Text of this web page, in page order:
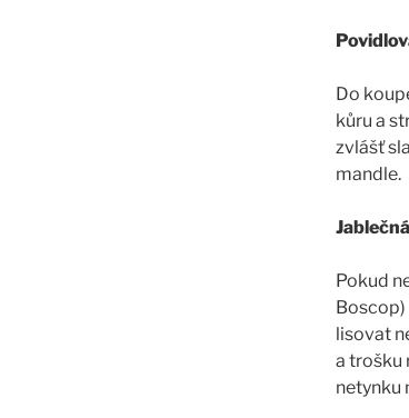
Do
kůru a
zvlášť
mandle.
Jablečná
Pokud
lisovat
a trošku
netynku